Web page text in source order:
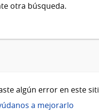
otra búsqueda.
algún error en este
a mejorarlo